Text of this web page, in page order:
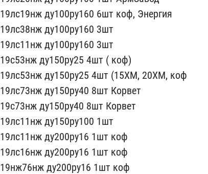
19лс19нж ду100ру160 ​6шт коф, Энергия
19лс38н​ж ду100ру160 3шт
19лс11​нж ду100ру160 3шт
19с53​нж ду150ру25 4шт ( коф)
​19лс53нж ду150ру25 4шт (​15ХМ, 20ХМ, коф
19лс73нж​ ду150ру40 8шт Корвет
19​с73нж ду150ру40 8шт Корв​ет
19лс11нж ду150ру100 1​шт
19лс11нж ду200ру16 1​шт коф
19лс16нж ду200ру1​6 1шт коф
19нж76нж ду200​ру16 1шт коф